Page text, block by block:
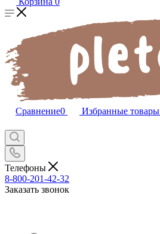
Сравнение0 Избранные товары
Телефоны
8-800-201-42-32
Заказать звонок